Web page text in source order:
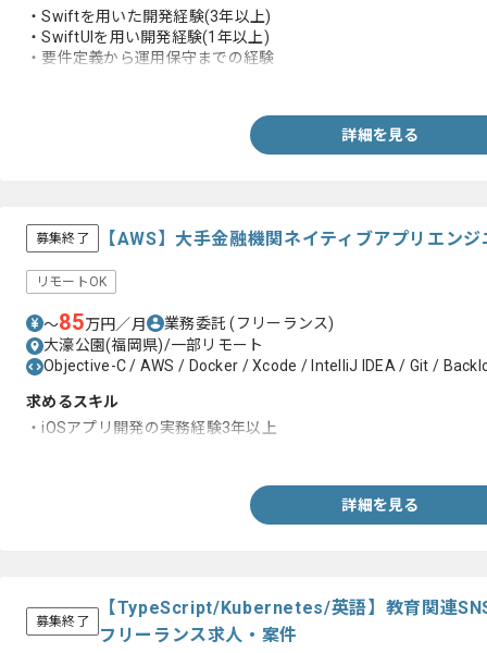
・Swiftを用いた開発経験(3年以上)
・SwiftUIを用い開発経験(1年以上)
・要件定義から運用保守までの経験
詳細を見る
募集終了 【AWS】大手金融機関ネイティブアプリエン
リモートOK
〜85万円／月 業務委託(フリーランス)
大濠公園(福岡県)/一部リモート
Objective-C / AWS / Docker / Xcode / IntelliJ IDEA / Git /
求めるスキル
・iOSアプリ開発の実務経験3年以上
詳細を見る
募集終了
【TypeScript/Kubernetes/英語】教育関連
フリーランス求人・案件